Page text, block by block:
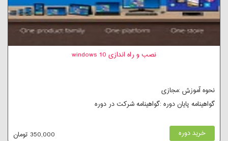
نصب و راه اندازی windows 10
نحوه آموزش :مجازی
گواهینامه پایان دوره :گواهینامه شرکت در دوره
خرید دوره 350,000 تومان